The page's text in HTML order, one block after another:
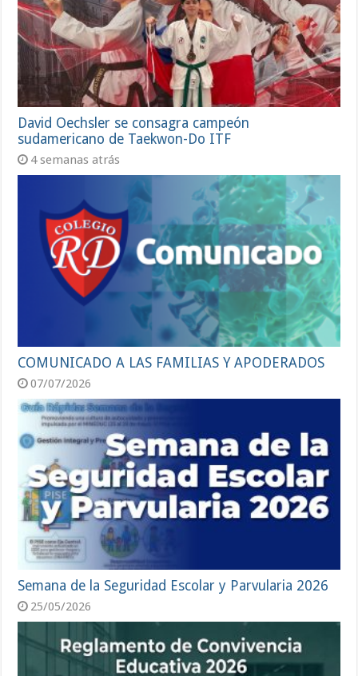
David Oechsler se consagra campeón
sudamericano de Taekwon-Do ITF
4 semanas atrás
COMUNICADO A LAS FAMILIAS Y APODERADOS
07/07/2026
Semana de la Seguridad Escolar y Parvularia 2026
25/05/2026